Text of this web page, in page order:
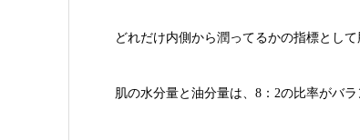
どれだけ内側から潤ってるかの指標とし
肌の水分量と油分量は、8：2の比率がバ